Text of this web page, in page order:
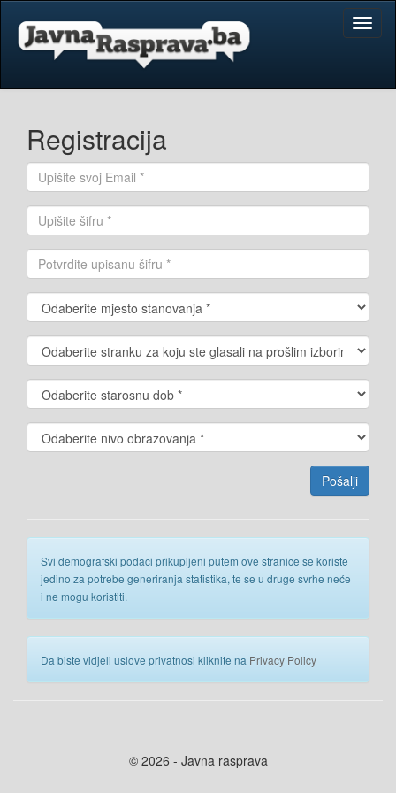
Registracija
Svi demografski podaci prikupljeni putem ove stranice se koriste
jedino za potrebe generiranja statistika, te se u druge svrhe neće
i ne mogu koristiti.
Da biste vidjeli uslove privatnosi kliknite na Privacy Policy
© 2026 - Javna rasprava